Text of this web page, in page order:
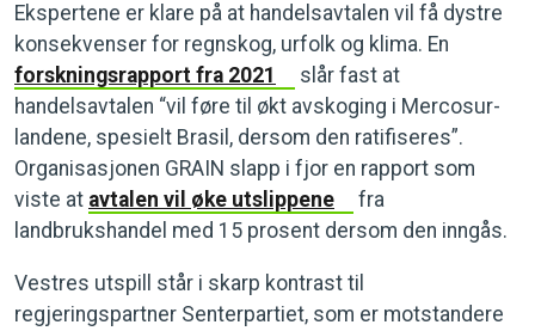
Ekspertene er klare på at handelsavtalen vil få dystre
konsekvenser for regnskog, urfolk og klima. En
forskningsrapport fra 2021
slår fast at
handelsavtalen “vil føre til økt avskoging i Mercosur-
landene, spesielt Brasil, dersom den ratifiseres”.
Organisasjonen GRAIN slapp i fjor en rapport som
viste at avtalen vil øke utslippene
fra
landbrukshandel med 15 prosent dersom den inngås.
Vestres utspill står i skarp kontrast til
regjeringspartner Senterpartiet, som er motstandere